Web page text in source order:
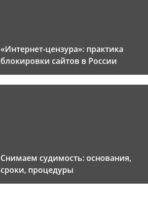
«Интернет-цензура»: практика
блокировки сайтов в России
Снимаем судимость: основания,
сроки, процедуры